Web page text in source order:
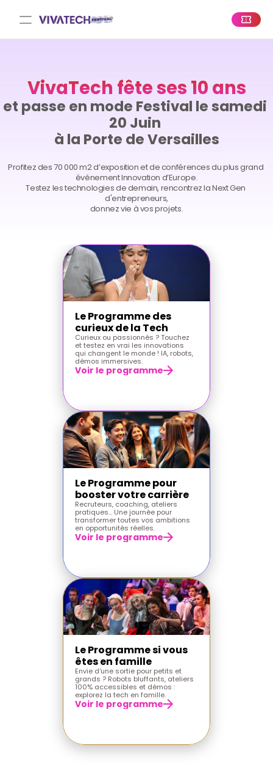
VivaTech fête ses 10 ans
et passe en mode Festival le samedi
20 Juin
à la Porte de Versailles
Profitez des 70 000 m2 d’exposition et de conférences du plus grand
événement Innovation d’Europe.
Testez les technologies de demain, rencontrez la Next Gen
d'entrepreneurs,
donnez vie à vos projets.
Le Programme des
curieux de la Tech
Curieux ou passionnés ? Touchez
et testez en vrai les innovations
qui changent le monde ! IA, robots,
démos immersives.
Voir le programme
Le Programme pour
booster votre carrière
Recruteurs, coaching, ateliers
pratiques... Une journée pour
transformer toutes vos ambitions
en opportunités réelles.
Voir le programme
Le Programme si vous
êtes en famille
Envie d'une sortie pour petits et
grands ? Robots bluffants, ateliers
100% accessibles et démos :
explorez la tech en famille.
Voir le programme